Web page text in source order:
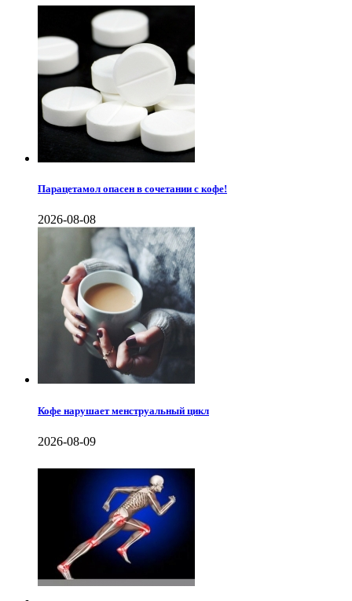
Парацетамол опасен в сочетании с кофе!
2026-08-08
Кофе нарушает менструальный цикл
2026-08-09